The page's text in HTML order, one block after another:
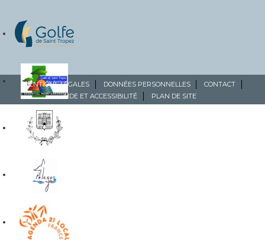
MENTIONS LÉGALES DONNÉES PERSONNELLES
CONTACT
AIDE ET ACCESSIBILITÉ
PLAN DE SITE